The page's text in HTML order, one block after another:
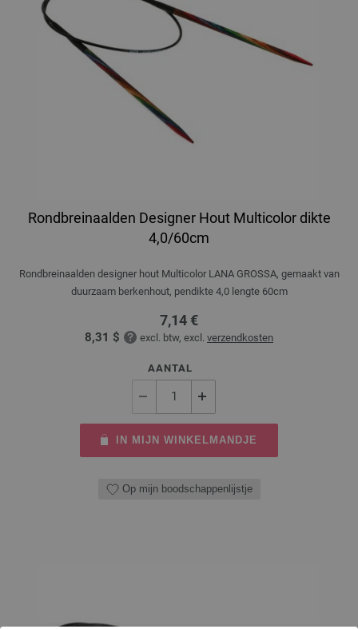
Rondbreinaalden Designer Hout Multicolor dikte
4,0/60cm
Rondbreinaalden designer hout Multicolor LANA GROSSA, gemaakt van
duurzaam berkenhout, pendikte 4,0 lengte 60cm
7,14 €
8,31 $ excl. btw, excl. verzendkosten
AANTAL
IN MIJN WINKELMANDJE
Op mijn boodschappenlijstje